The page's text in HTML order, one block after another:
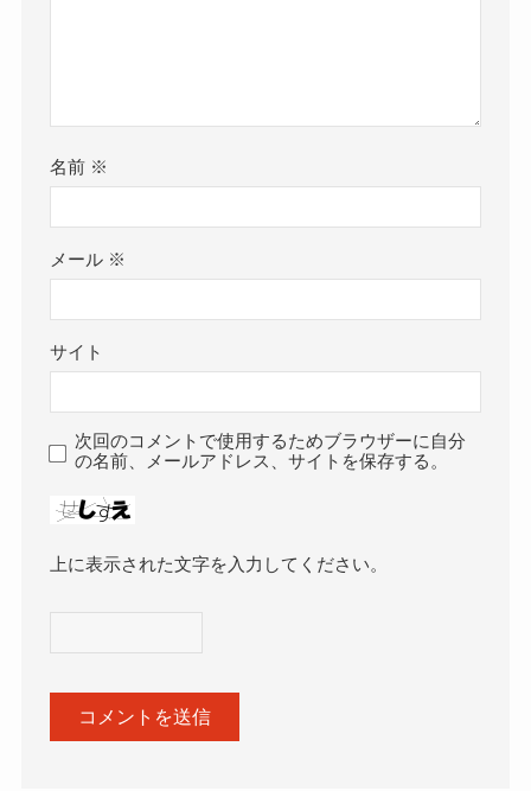
名前 ※
メール ※
サイト
次回のコメントで使用するためブラウザーに自分
の名前、メールアドレス、サイトを保存する。
上に表示された文字を入力してください。